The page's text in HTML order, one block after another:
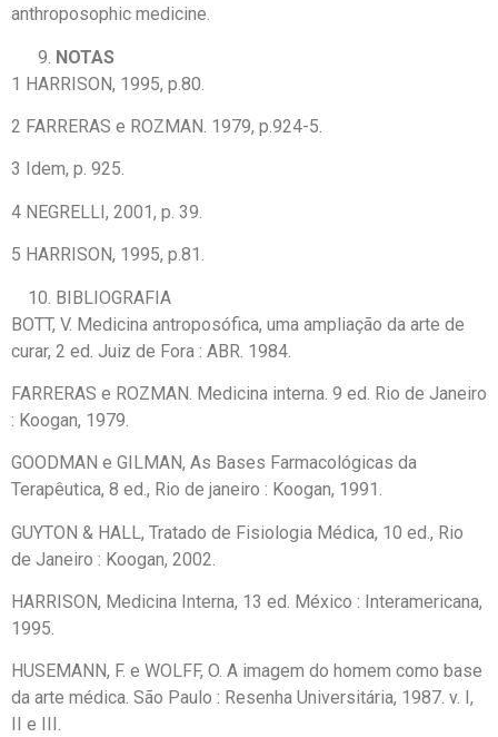
anthroposophic medicine.
NOTAS
1 HARRISON, 1995, p.80.
2 FARRERAS e ROZMAN. 1979, p.924-5.
3 Idem, p. 925.
4 NEGRELLI, 2001, p. 39.
5 HARRISON, 1995, p.81.
BIBLIOGRAFIA
BOTT, V. Medicina antroposófica, uma ampliação da arte de
curar, 2 ed. Juiz de Fora : ABR. 1984.
FARRERAS e ROZMAN. Medicina interna. 9 ed. Rio de Janeiro
: Koogan, 1979.
GOODMAN e GILMAN, As Bases Farmacológicas da
Terapêutica, 8 ed., Rio de janeiro : Koogan, 1991.
GUYTON & HALL, Tratado de Fisiologia Médica, 10 ed., Rio
de Janeiro : Koogan, 2002.
HARRISON, Medicina Interna, 13 ed. México : Interamericana,
1995.
HUSEMANN, F. e WOLFF, O. A imagem do homem como base
da arte médica. São Paulo : Resenha Universitária, 1987. v. I,
II e III.